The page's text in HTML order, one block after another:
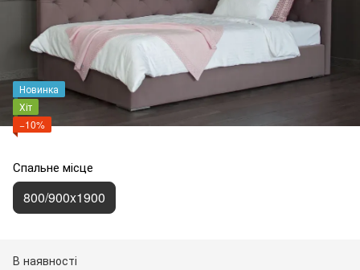
Новинка
Хіт
−10%
Спальне місце
800/900x1900
В наявності